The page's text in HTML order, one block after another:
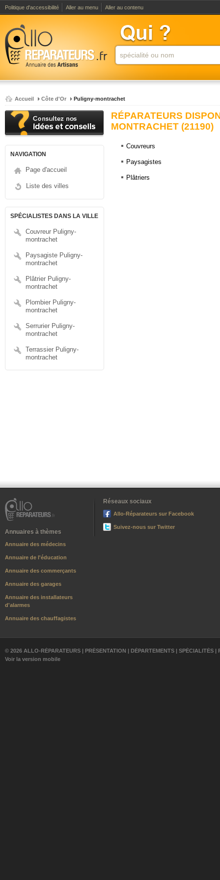
Politique d'accessibilité Aller au menu Aller au contenu
Accueil Côte d'Or Puligny-montrachet
NAVIGATION
Page d'accueil
Liste des villes
SPÉCIALISTES DANS LA VILLE
Couvreur Puligny-
montrachet
Paysagiste Puligny-
montrachet
Plâtrier Puligny-
montrachet
Plombier Puligny-
montrachet
Serrurier Puligny-
montrachet
Terrassier Puligny-
montrachet
RÉPARATEURS
MONTRACHET (21190)
Couvreurs
Paysagistes
Plâtriers
Annuaires à thèmes
Annuaire des médecins
Annuaire de l'éducation
Annuaire des commerçants
Annuaire des garages
Annuaire des installateurs
d'alarmes
Annuaire des chauffagistes
Réseaux sociaux
Allo-Réparateurs sur Facebook
Suivez-nous sur Twitter
© 2026 ALLO-RÉPARATEURS | PRÉSENTATION | DÉPARTEMENTS | SPÉCIALITÉS |
Voir la version mobile